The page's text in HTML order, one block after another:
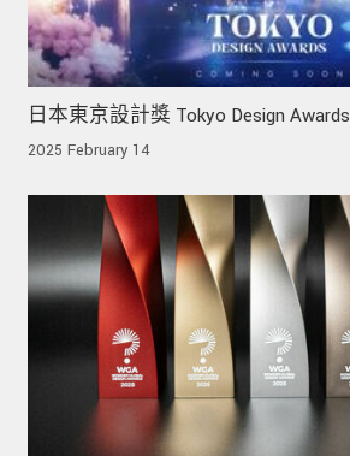
日本東京設計獎 Tokyo Design Awards
2025 February 14